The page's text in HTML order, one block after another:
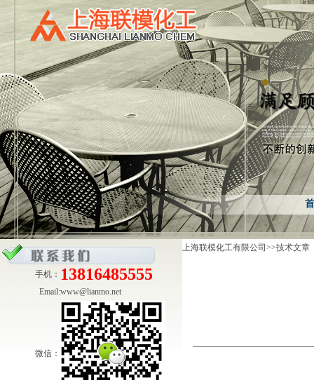
手机： 13816485555
Email:www@lianmo.net
微信：
上海联模化工有限公司 >>技术文章